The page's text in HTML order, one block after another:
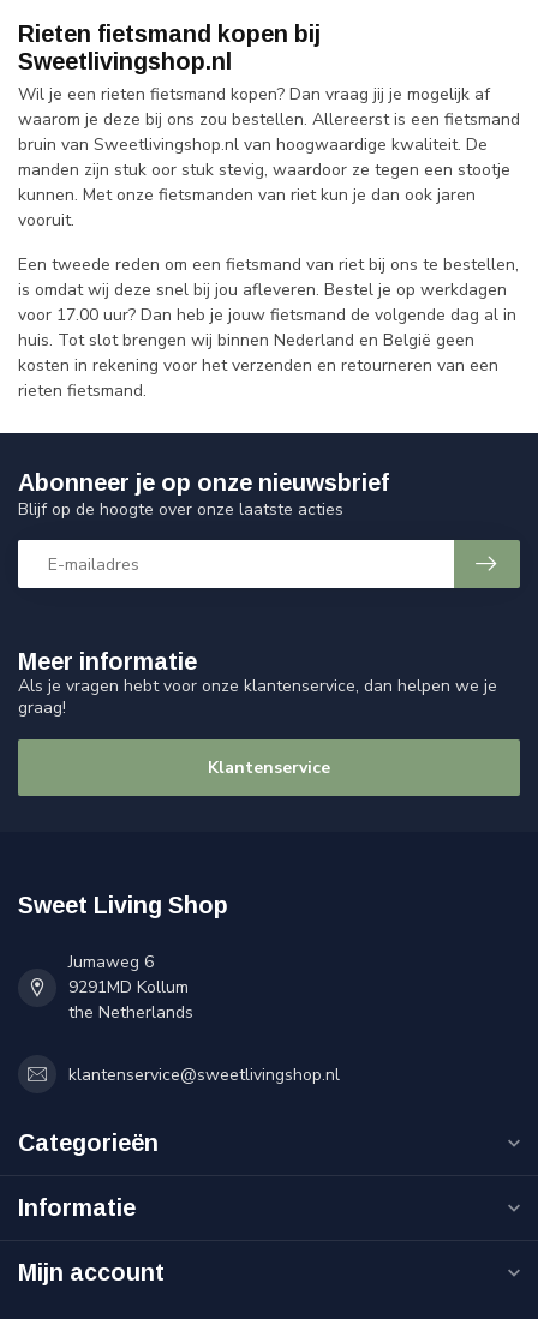
Rieten fietsmand kopen bij
Sweetlivingshop.nl
Wil je een rieten fietsmand kopen? Dan vraag jij je mogelijk af
waarom je deze bij ons zou bestellen. Allereerst is een fietsmand
bruin van Sweetlivingshop.nl van hoogwaardige kwaliteit. De
manden zijn stuk oor stuk stevig, waardoor ze tegen een stootje
kunnen. Met onze fietsmanden van riet kun je dan ook jaren
vooruit.
Een tweede reden om een fietsmand van riet bij ons te bestellen,
is omdat wij deze snel bij jou afleveren. Bestel je op werkdagen
voor 17.00 uur? Dan heb je jouw fietsmand de volgende dag al in
huis. Tot slot brengen wij binnen Nederland en België geen
kosten in rekening voor het verzenden en retourneren van een
rieten fietsmand.
Meer informatie
Als je vragen hebt voor onze klantenservice, dan helpen we je
graag!
Klantenservice
Abonneer je op onze nieuwsbrief
Blijf op de hoogte over onze laatste acties
Sweet Living Shop
Jumaweg 6
9291MD Kollum
the Netherlands
klantenservice@sweetlivingshop.nl
Categorieën
Informatie
Mijn account